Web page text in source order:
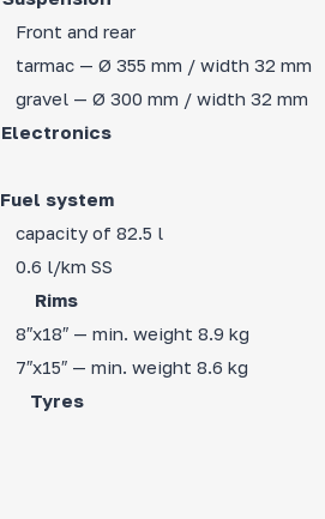
Front and rear
tarmac — Ø 355 mm / width 32 mm
gravel — Ø 300 mm / width 32 mm
Electronics
Fuel system
capacity of 82.5 l
0.6 l/km SS
Rims
8″x18″ — min. weight 8.9 kg
7″x15″ — min. weight 8.6 kg
Tyres